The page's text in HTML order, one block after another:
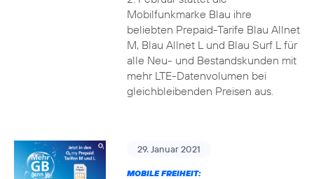
Mobilfunkmarke Blau ihre
beliebten Prepaid-Tarife Blau Allnet
M, Blau Allnet L und Blau Surf L für
alle Neu- und Bestandskunden mit
mehr LTE-Datenvolumen bei
gleichbleibenden Preisen aus.
29. Januar 2021
MOBILE FREIHEIT: